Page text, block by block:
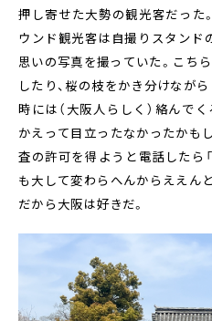
押し寄せた大勢の観光客だった
ウンド観光客は自撮りスタン
思いの写真を撮っていた。こち
したり、桜の枝をかき分けなが
時には（大阪人らしく）絡んで
かえって目立ったなかったかも
査の許可を得ようと電話したら
も大して変わらへんからええん
だから大阪は好きだ。